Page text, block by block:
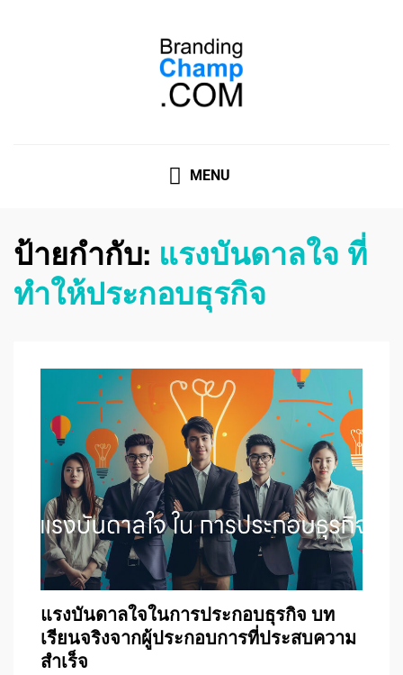
MENU
ป้ายกำกับ: แรงบันดาลใจ ที่
ทำให้ประกอบธุรกิจ
แรงบันดาลใจในการประกอบธุรกิจ บท
เรียนจริงจากผู้ประกอบการที่ประสบความ
สำเร็จ